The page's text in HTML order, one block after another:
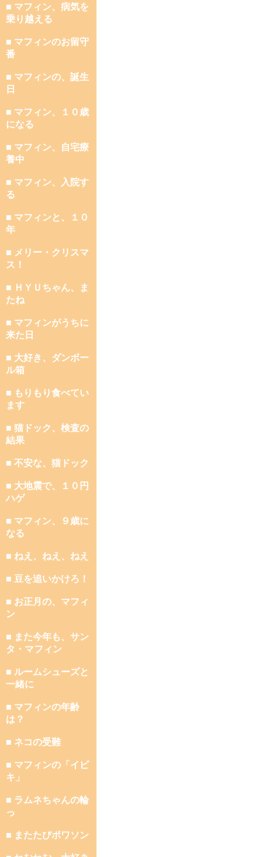
■ マフィン、病気を
乗り越える
■ マフィンのお留守
番
■ マフィンの、誕生
日
■ マフィン、１０歳
になる
■ マフィン、自宅療
養中
■ マフィン、入院す
る
■ マフィンと、１０
年
■ メリー・クリスマ
ス！
■ ＨＹＵちゃん、ま
たね
■ マフィンがうちに
来た日
■ 大好き、ダンボー
ル箱
■ もりもり食べてい
ます
■ 猫ドック、検査の
結果
■ 不安な、猫ドック
■ 大地震で、１０円
ハゲ
■ マフィン、９歳に
なる
■ ねえ、ねえ、ねえ
■ 豆を追いかけろ！
■ お正月の、マフィ
ン
■ また今年も、サン
タ・マフィン
■ ルームシューズと
一緒に
■ マフィンの年齢
は？
■ ネコの受難
■ マフィンの「イビ
キ」
■ ラムネちゃんの輪
っ
■ またたびポワソン